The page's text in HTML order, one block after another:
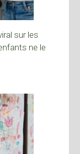
sur les
ne le